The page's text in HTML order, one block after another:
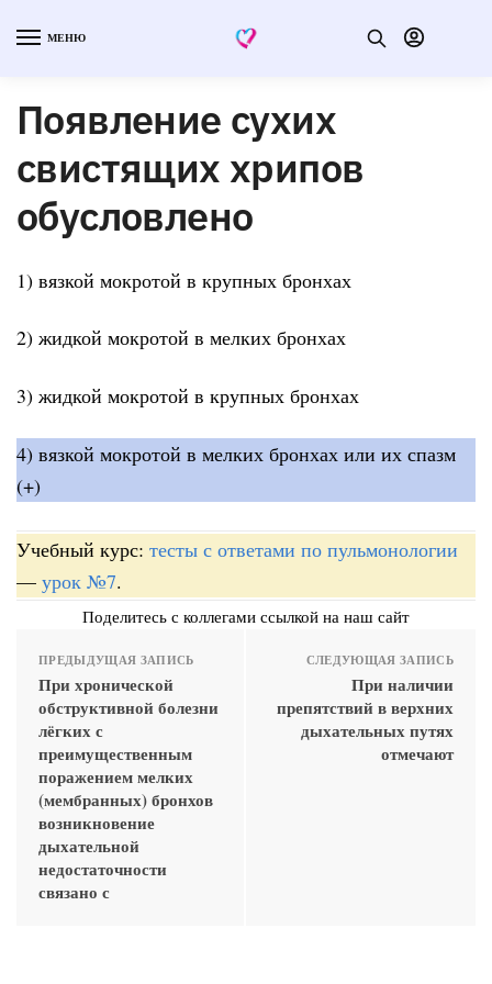
МЕНЮ
Появление сухих
свистящих хрипов
обусловлено
1) вязкой мокротой в крупных бронхах
2) жидкой мокротой в мелких бронхах
3) жидкой мокротой в крупных бронхах
4) вязкой мокротой в мелких бронхах или их спазм
(+)
Учебный курс: тесты с ответами по пульмонологии
— урок №7.
Поделитесь с коллегами ссылкой на наш сайт
ПРЕДЫДУЩАЯ ЗАПИСЬ
При хронической
обструктивной болезни
лёгких с
преимущественным
поражением мелких
(мембранных) бронхов
возникновение
дыхательной
недостаточности
связано с
СЛЕДУЮЩАЯ ЗАПИСЬ
При наличии
препятствий в верхних
дыхательных путях
отмечают